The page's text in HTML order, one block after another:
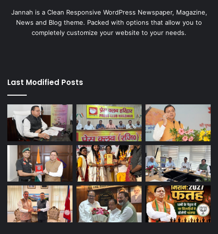
Jannah is a Clean Responsive WordPress Newspaper, Magazine,
News and Blog theme. Packed with options that allow you to
completely customize your website to your needs.
Last Modified Posts